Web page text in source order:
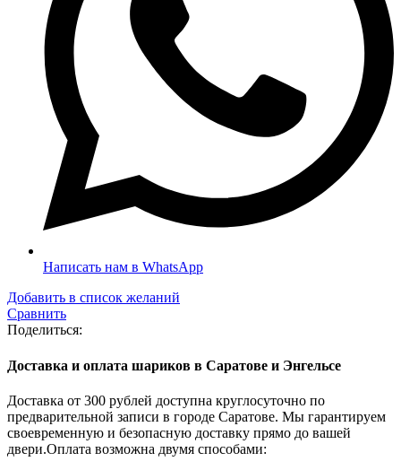
Написать нам в WhatsApp
Добавить в список желаний
Сравнить
Поделиться:
Доставка и оплата шариков в Саратове и Энгельсе
Доставка от 300 рублей доступна круглосуточно по
предварительной записи в городе Саратове. Мы гарантируем
своевременную и безопасную доставку прямо до вашей
двери.Оплата возможна двумя способами: